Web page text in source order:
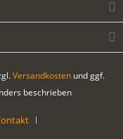
Versandkosten und ggf.
beschrieben